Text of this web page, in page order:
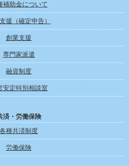
補助金について
援（確定申告）
創業支援
専門家派遣
融資制度
安定特別相談室
済・労働保険
各種共済制度
労働保険